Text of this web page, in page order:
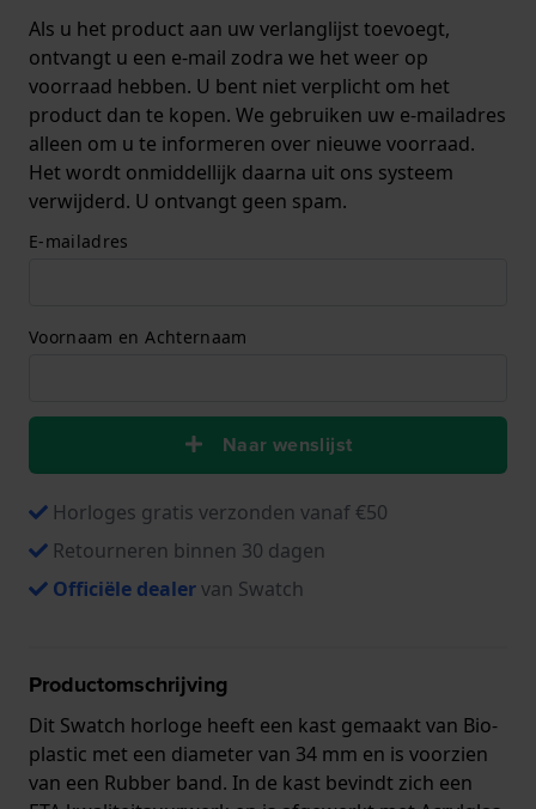
Als u het product aan uw verlanglijst toevoegt,
ontvangt u een e-mail zodra we het weer op
voorraad hebben. U bent niet verplicht om het
product dan te kopen. We gebruiken uw e-mailadres
alleen om u te informeren over nieuwe voorraad.
Het wordt onmiddellijk daarna uit ons systeem
verwijderd. U ontvangt geen spam.
E-mailadres
Voornaam en Achternaam
Naar wenslijst
Horloges gratis verzonden vanaf €50
Retourneren binnen 30 dagen
Officiële dealervan Swatch
Productomschrijving
Dit Swatch horloge heeft een kast gemaakt van Bio-
plastic met een diameter van 34 mm en is voorzien
van een Rubber band. In de kast bevindt zich een